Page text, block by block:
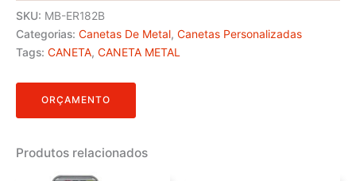
SKU: MB-ER182B
Categorias: Canetas De Metal, Canetas Personalizadas
Tags: CANETA, CANETA METAL
ORÇAMENTO
Produtos relacionados